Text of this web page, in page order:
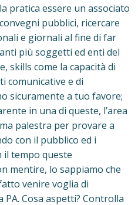
pratica essere un associato
pubblici, ricercare
e giornali al fine di far
più soggetti ed enti del
skills come la capacità di
comunicative e di
sicuramente a tuo favore;
in una di queste, l’area
palestra per provare a
con il pubblico ed i
il tempo queste
mentire, lo sappiamo che
venire voglia di
Cosa aspetti? Controlla